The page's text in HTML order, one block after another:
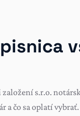
založení s.r.o.
a čo sa oplatí vybrať.